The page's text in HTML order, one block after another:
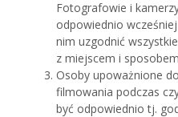
Fotografowie i
odpowiednio
nim uzgodnić
z miejscem i
Osoby upoważnione
filmowania podczas
być odpowiednio tj.